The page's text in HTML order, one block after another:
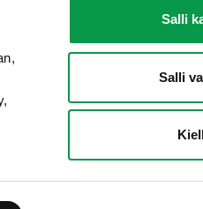
Salli
Salli